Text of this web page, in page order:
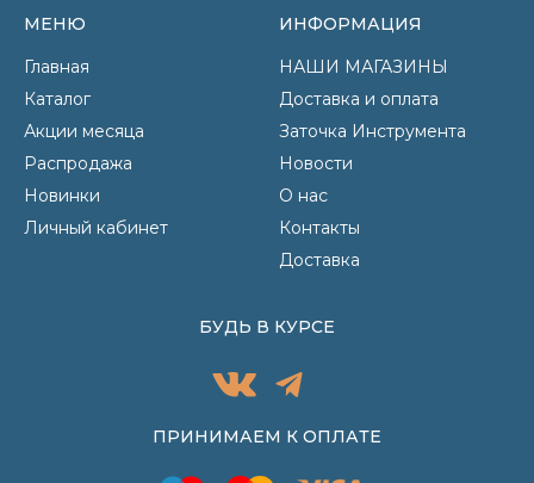
МЕНЮ
Главная
Каталог
Акции месяца
Распродажа
Новинки
Личный кабинет
ИНФОРМАЦИЯ
НАШИ МАГАЗИНЫ
Доставка и оплата
Заточка Инструмента
Новости
О нас
Контакты
Доставка
ПРИНИМАЕМ К ОПЛАТЕ
БУДЬ В КУРСЕ